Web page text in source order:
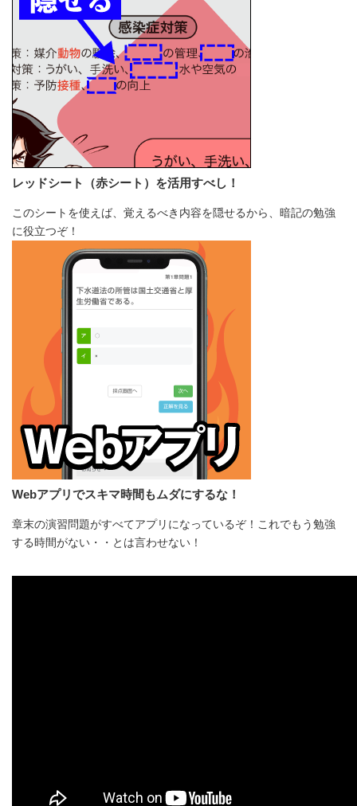
レッドシート（赤シート）を活用すべし！
このシートを使えば、覚えるべき内容を隠せるから、暗記の勉強
に役立つぞ！
Webアプリでスキマ時間もムダにするな！
章末の演習問題がすべてアプリになっているぞ！これでもう勉強
する時間がない・・とは言わせない！